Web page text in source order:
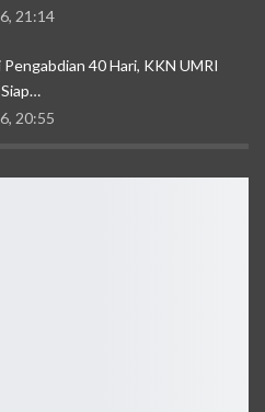
21:14
Pengabdian 40 Hari, KKN UMRI
20:55